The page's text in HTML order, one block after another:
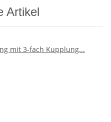
Artikel